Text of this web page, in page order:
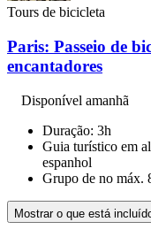
Tours de bicicleta
Paris: Passeio de
encantadores
Disponível amanhã
Duração: 3h
Guia turístico em
espanhol
Grupo de no máx.
Mostrar o que está